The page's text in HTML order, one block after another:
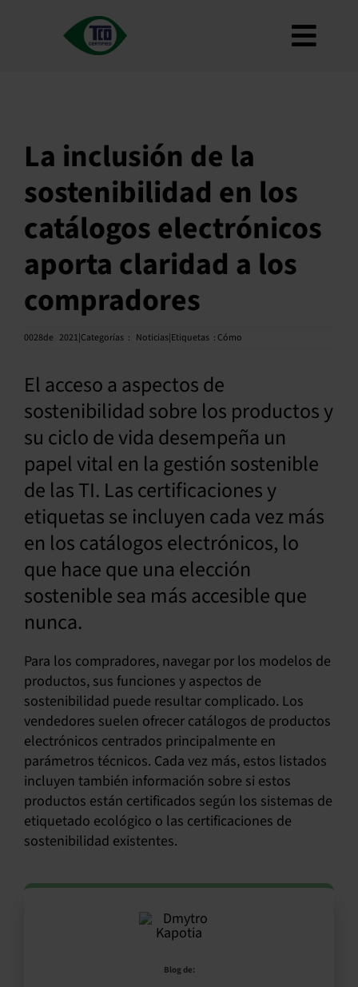
Mapa de carreteras
Product Finder
Póngase en contacto con nosotros
Boletín
PREGUNTAS FRECUENTES
Español
La inclusión de la
sostenibilidad en los
catálogos electrónicos
aporta claridad a los
compradores
0028de 2021|Categorías : Noticias|Etiquetas : Cómo
El acceso a aspectos de
sostenibilidad sobre los productos y
su ciclo de vida desempeña un
papel vital en la gestión sostenible
de las TI. Las certificaciones y
etiquetas se incluyen cada vez más
en los catálogos electrónicos, lo
que hace que una elección
sostenible sea más accesible que
nunca.
Para los compradores, navegar por los modelos de
productos, sus funciones y aspectos de
sostenibilidad puede resultar complicado. Los
vendedores suelen ofrecer catálogos de productos
electrónicos centrados principalmente en
parámetros técnicos. Cada vez más, estos listados
incluyen también información sobre si estos
productos están certificados según los sistemas de
etiquetado ecológico o las certificaciones de
sostenibilidad existentes.
Blog de: